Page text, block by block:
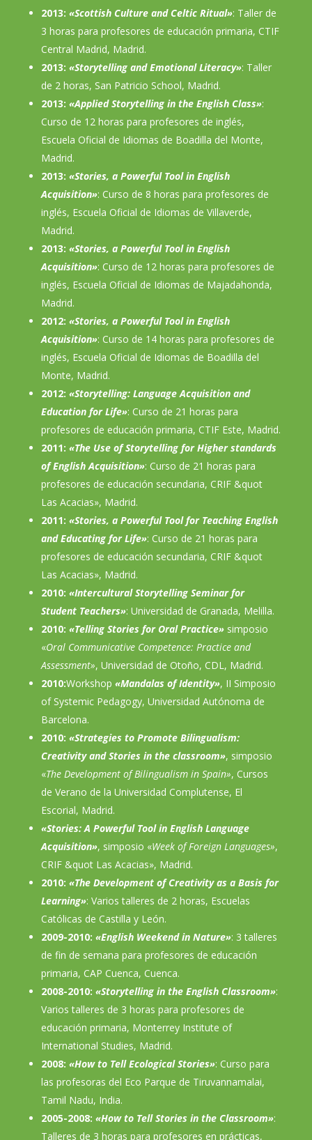
2013: «Scottish Culture and Celtic Ritual»: Taller de
3 horas para profesores de educación primaria, CTIF
Central Madrid, Madrid.
2013: «Storytelling and Emotional Literacy»: Taller
de 2 horas, San Patricio School, Madrid.
2013: «Applied Storytelling in the English Class»:
Curso de 12 horas para profesores de inglés,
Escuela Oficial de Idiomas de Boadilla del Monte,
Madrid.
2013: «Stories, a Powerful Tool in English
Acquisition»: Curso de 8 horas para profesores de
inglés, Escuela Oficial de Idiomas de Villaverde,
Madrid.
2013: «Stories, a Powerful Tool in English
Acquisition»: Curso de 12 horas para profesores de
inglés, Escuela Oficial de Idiomas de Majadahonda,
Madrid.
2012: «Stories, a Powerful Tool in English
Acquisition»: Curso de 14 horas para profesores de
inglés, Escuela Oficial de Idiomas de Boadilla del
Monte, Madrid.
2012: «Storytelling: Language Acquisition and
Education for Life»: Curso de 21 horas para
profesores de educación primaria, CTIF Este, Madrid.
2011: «The Use of Storytelling for Higher standards
of English Acquisition»: Curso de 21 horas para
profesores de educación secundaria, CRIF &quot
Las Acacias», Madrid.
2011: «Stories, a Powerful Tool for Teaching English
and Educating for Life»: Curso de 21 horas para
profesores de educación secundaria, CRIF &quot
Las Acacias», Madrid.
2010: «Intercultural Storytelling Seminar for
Student Teachers»: Universidad de Granada, Melilla.
2010: «Telling Stories for Oral Practice»simposio
«Oral Communicative Competence: Practice and
Assessment», Universidad de Otoño, CDL, Madrid.
2010:Workshop «Mandalas of Identity», II Simposio
of Systemic Pedagogy, Universidad Autónoma de
Barcelona.
2010: «Strategies to Promote Bilingualism:
Creativity and Stories in the classroom», simposio
«The Development of Bilingualism in Spain», Cursos
de Verano de la Universidad Complutense, El
Escorial, Madrid.
«Stories: A Powerful Tool in English Language
Acquisition», simposio «Week of Foreign Languages»,
CRIF &quot Las Acacias», Madrid.
2010: «The Development of Creativity as a Basis for
Learning»: Varios talleres de 2 horas, Escuelas
Católicas de Castilla y León.
2009-2010: «English Weekend in Nature»: 3 talleres
de fin de semana para profesores de educación
primaria, CAP Cuenca, Cuenca.
2008-2010: «Storytelling in the English Classroom»:
Varios talleres de 3 horas para profesores de
educación primaria, Monterrey Institute of
International Studies, Madrid.
2008: «How to Tell Ecological Stories»: Curso para
las profesoras del Eco Parque de Tiruvannamalai,
Tamil Nadu, India.
2005-2008: «How to Tell Stories in the Classroom»:
Talleres de 3 horas para profesores en prácticas,